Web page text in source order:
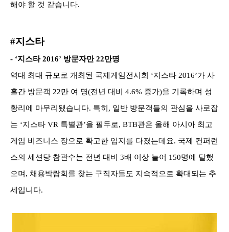
해야 할 것 같습니다.
#지스타
- ‘지스타 2016’ 방문자만 22만명
역대 최대 규모로 개최된 국제게임전시회 ‘지스타 2016’가 사
흘간 방문객 22만 여 명(전년 대비 4.6% 증가)을 기록하며 성
황리에 마무리됐습니다. 특히, 일반 방문객들의 관심을 사로잡
는 ‘지스타 VR 특별관’을 필두로, BTB관은 올해 아시아 최고
게임 비즈니스 장으로 확고한 입지를 다졌는데요. 국제 컨퍼런
스의 세션당 참관수는 전년 대비 3배 이상 늘어 150명에 달했
으며, 채용박람회를 찾는 구직자들도 지속적으로 확대되는 추
세입니다.